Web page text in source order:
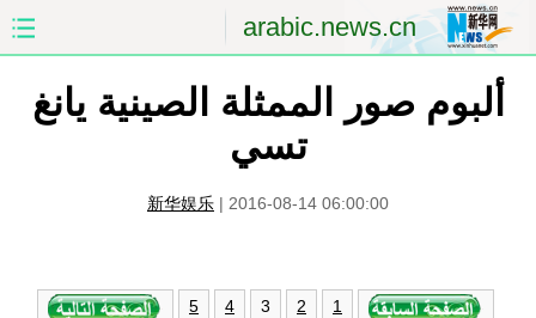
arabic.news.cn
الصين
الاقتصاد
ألبوم صور الممثلة الصينية يانغ
تسي
新华娱乐 | 2016-08-14 06:00:00
1
2
3
4
5